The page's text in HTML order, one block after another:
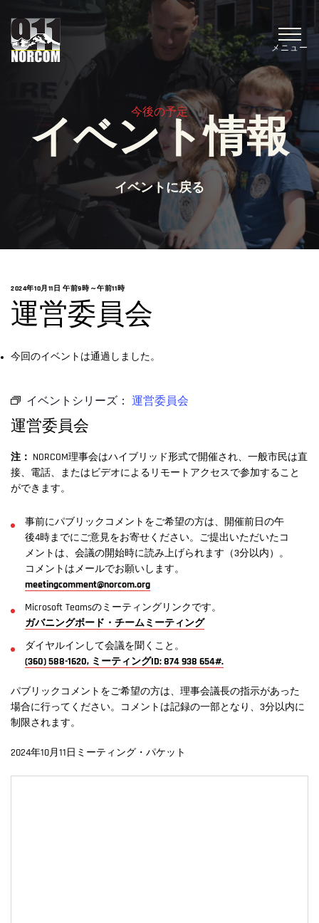
メニュー
今後の予定
イベント情報
イベントに戻る
2024年10月11日 午前9時 ～午前11時
運営委員会
今回のイベントは通過しました。
イベントシリーズ： 運営委員会
運営委員会
注： NORCOM理事会はハイブリッド形式で開催され、一般市民は直
接、電話、またはビデオによるリモートアクセスで参加すること
ができます。
事前にパブリックコメントをご希望の方は、開催前日の午
後4時までにご意見をお寄せください。ご提出いただいたコ
メントは、会議の開始時に読み上げられます（3分以内）。
コメントはメールでお願いします。
meetingcomment@norcom.org
Microsoft Teamsのミーティングリンクです。
ガバニングボード・チームミーティング
ダイヤルインして会議を聞くこと。
(360) 588-1620, ミーティングID: 874 938 654#.
パブリックコメントをご希望の方は、理事会議長の指示があった
場合に行ってください。コメントは記録の一部となり、3分以内に
制限されます。
2024年10月11日ミーティング・パケット